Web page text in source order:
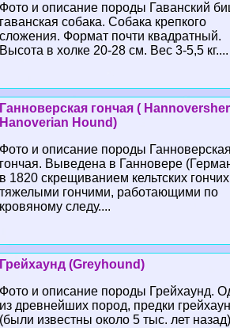
Фото и описание породы Гаванский
гаванская собака. Собака крепкого
сложения. Формат почти квадратный.
Высота в холке 20-28 см. Вес 3-5,5 кг....
Ганноверская гончая (
Hanoverian Hound)
Фото и описание породы Ганноверская
гончая. Выведена в Ганновере
в 1820 скрещиванием кельтских
тяжелыми гончими, работающими по
кровяному следу....
Грейхаунд (Greyhound)
Фото и описание породы Грейхаунд.
из древнейших пород, предки
(были известны около 5 тыс. лет